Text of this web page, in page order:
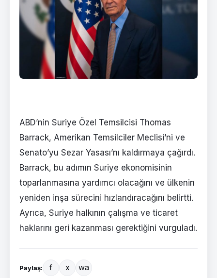
ABD’nin Suriye Özel Temsilcisi Thomas
Barrack, Amerikan Temsilciler Meclisi’ni ve
Senato’yu Sezar Yasası’nı kaldırmaya çağırdı.
Barrack, bu adımın Suriye ekonomisinin
toparlanmasına yardımcı olacağını ve ülkenin
yeniden inşa sürecini hızlandıracağını belirtti.
Ayrıca, Suriye halkının çalışma ve ticaret
haklarını geri kazanması gerektiğini vurguladı.
Paylaş: f x wa